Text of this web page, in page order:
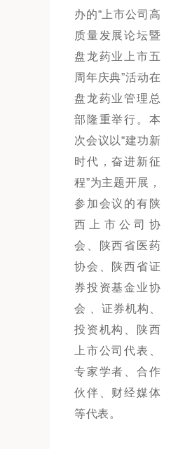
办的“上市公司高
质量发展论坛暨
盘龙药业上市五
周年庆典”活动在
盘龙药业管理总
部隆重举行。本
次会议以“建功新
时代，奋进新征
程”为主题开展，
参加会议的有陕
西上市公司协
会、陕西省医药
协会、陕西省证
券投资基金业协
会 、证券机构、
投资机构、陕西
上市公司代表、
专家学者、合作
伙伴、财经媒体
等代表。